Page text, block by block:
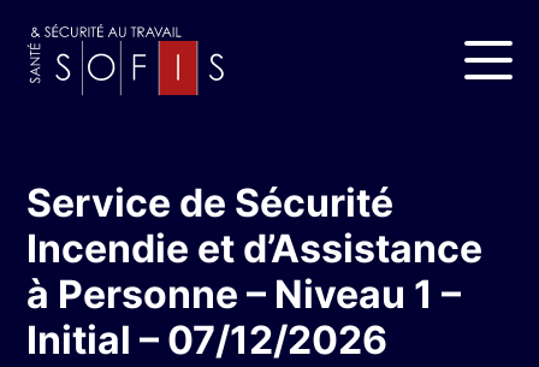
Service de Sécurité
Incendie et d’Assistance
à Personne – Niveau 1 –
Initial – 07/12/2026